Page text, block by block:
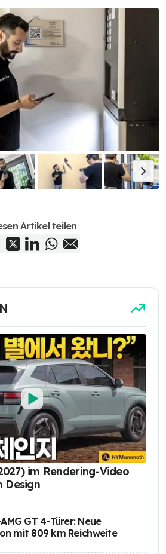
Artikel teilen
im Rendering-Video
Design
GT 4-Türer: Neue
mit 809 km Reichweite